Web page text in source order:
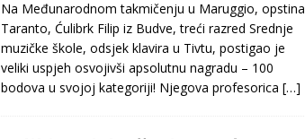
Na Međunarodnom takmičenju u Maruggio, opstina
Taranto, Ćulibrk Filip iz Budve, treći razred Srednje
muzičke škole, odsjek klavira u Tivtu, postigao je
veliki uspjeh osvojivši apsolutnu nagradu – 100
bodova u svojoj kategoriji! Njegova profesorica […]